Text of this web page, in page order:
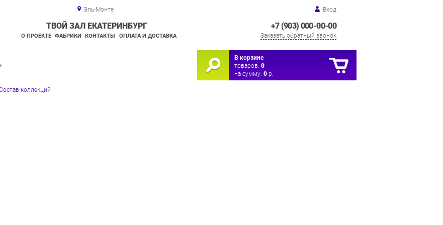
Эль-Монте Вход
+7 (903) 000-00-00
Заказать обратный звонок
ТВОЙ ЗАЛ ЕКАТЕРИНБУРГ
О ПРОЕКТЕ ФАБРИКИ КОНТАКТЫ ОПЛАТА И ДОСТАВКА
В корзине
товаров: 0
на сумму: 0 р.
коллекций